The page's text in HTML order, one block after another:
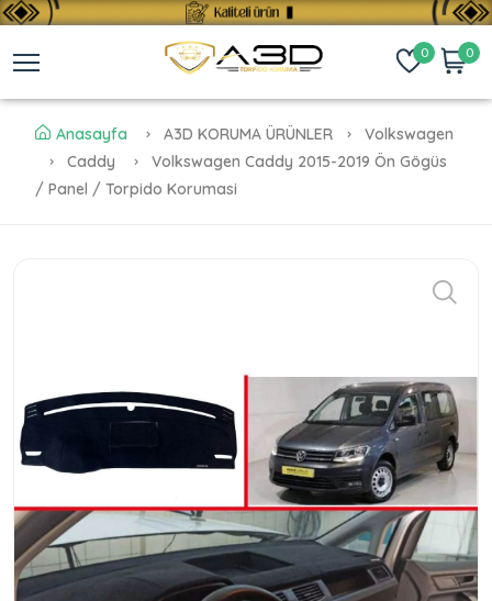
0 0
Anasayfa A3D KORUMA ÜRÜNLER
Volkswagen
Caddy
Volkswagen Caddy 2015-2019 Ön Gögüs
/ Panel / Torpido Korumasi